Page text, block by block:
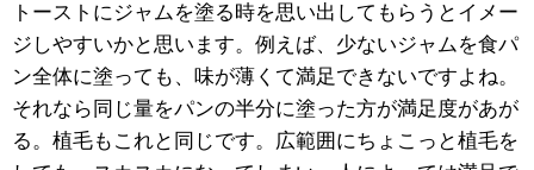
トーストにジャムを塗る時を思い出してもらうとイメー
ジしやすいかと思います。例えば、少ないジャムを食パ
ン全体に塗っても、味が薄くて満足できないですよね。
それなら同じ量をパンの半分に塗った方が満足度があが
る。植毛もこれと同じです。広範囲にちょこっと植毛を